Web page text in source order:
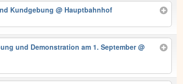
Kundgebung@ Hauptbahnhof
und Demonstration am 1. September@